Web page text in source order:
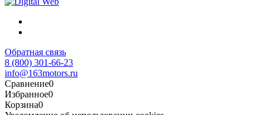
Обратная связь
8 (800) 301-66-23
info@163motors.ru
Сравнение0
Избранное0
Корзина0